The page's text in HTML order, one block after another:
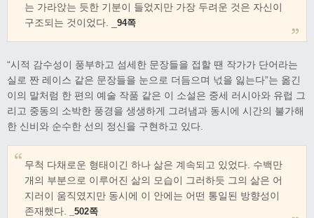
는 가라앉는 듯한 기분이 들었지만 가장 두려운 것은 자신이
구조되는 것이었다. _ 94쪽
“시적 감수성이 풍부하고 섬세한 문장들을 접할 땐 작가가 단어라는
실로 짠 레이스 같은 문장들을 눈으로 더듬으며 넋을 잃는다”는 옮긴
이의 말처럼 한 편의 예술 작품 같은 이 소설은 중세 러시아와 유럽 그
리고 중동의 소박한 풍경을 생생하게 그려냄과 동시에 시간의 불가해
한 신비와 순수한 선의 정신을 구현하고 있다.
무척 다채로운 형태이긴 하나 삶은 계속되고 있었다. 수백만
개의 부분으로 이루어진 삶의 모습이 그러하듯 그의 삶은 어
지러이 움직였지만 동시에 이 안에는 어떤 통일된 방향성이
존재했다.
_502쪽